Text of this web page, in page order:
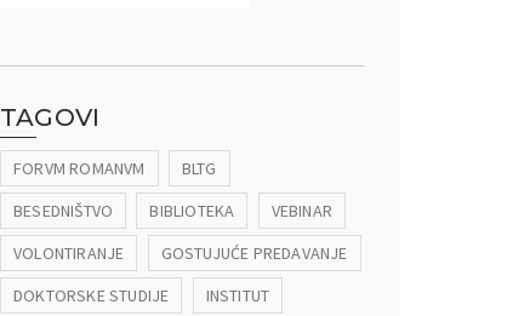
TAGOVI
FORVM ROMANVM
BLTG
BESEDNIŠTVO
BIBLIOTEKA
VEBINAR
VOLONTIRANJE
GOSTUJUĆE PREDAVANJE
DOKTORSKE STUDIJE
INSTITUT